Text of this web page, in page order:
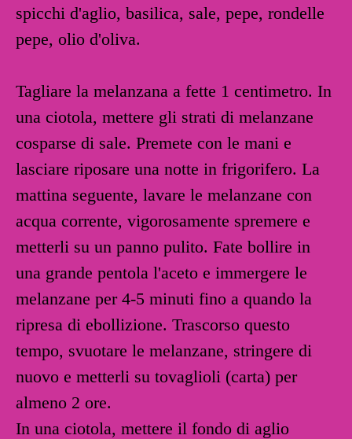
spicchi d'aglio, basilica, sale, pepe, rondelle
pepe, olio d'oliva.
Tagliare la melanzana a fette 1 centimetro. In
una ciotola, mettere gli strati di melanzane
cosparse di sale. Premete con le mani e
lasciare riposare una notte in frigorifero. La
mattina seguente, lavare le melanzane con
acqua corrente, vigorosamente spremere e
metterli su un panno pulito. Fate bollire in
una grande pentola l'aceto e immergere le
melanzane per 4-5 minuti fino a quando la
ripresa di ebollizione. Trascorso questo
tempo, svuotare le melanzane, stringere di
nuovo e metterli su tovaglioli (carta) per
almeno 2 ore.
In una ciotola, mettere il fondo di aglio